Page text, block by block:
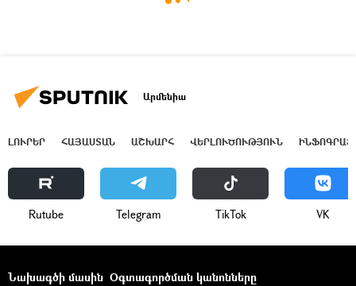
Արմենիա
ԼՈՒՐԵՐ ՀԱՅԱՍՏԱՆ ԱՇԽԱՐՀ ՎԵՐԼՈՒԾՈՒԹՅՈՒՆ
Rutube Telegram ТikТоk VK
Նախագծի մասին Օգտագործման կանոնները